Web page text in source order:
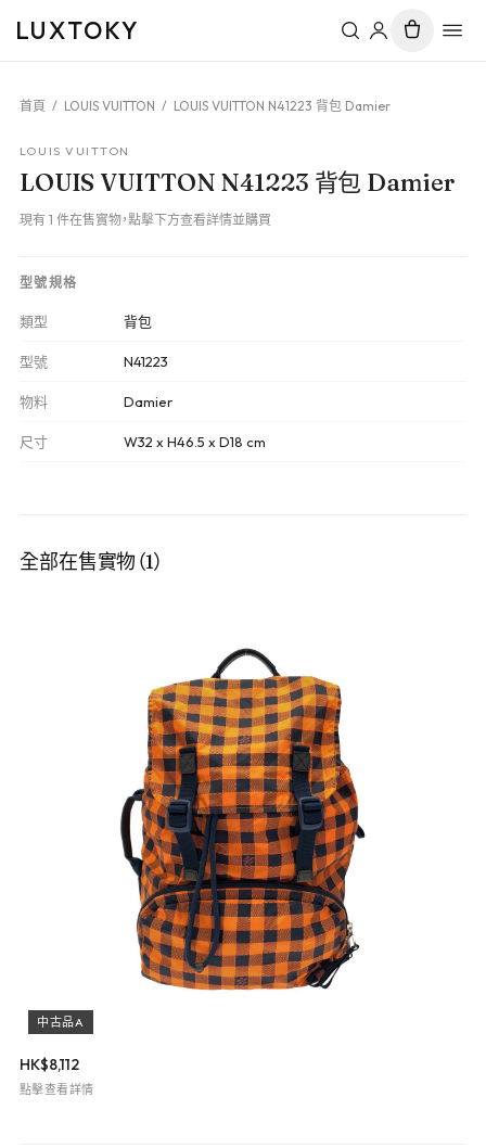
LUXTOKY
首頁 / LOUIS VUITTON / LOUIS VUITTON N41223 背包 Damier
LOUIS VUITTON
LOUIS VUITTON N41223 背包 Damier
現有 1 件在售實物，點擊下方查看詳情並購買
型號規格
類型 背包
型號 N41223
物料 Damier
尺寸 W32 x H46.5 x D18 cm
全部在售實物（1）
中古品A
HK$8,112
點擊查看詳情